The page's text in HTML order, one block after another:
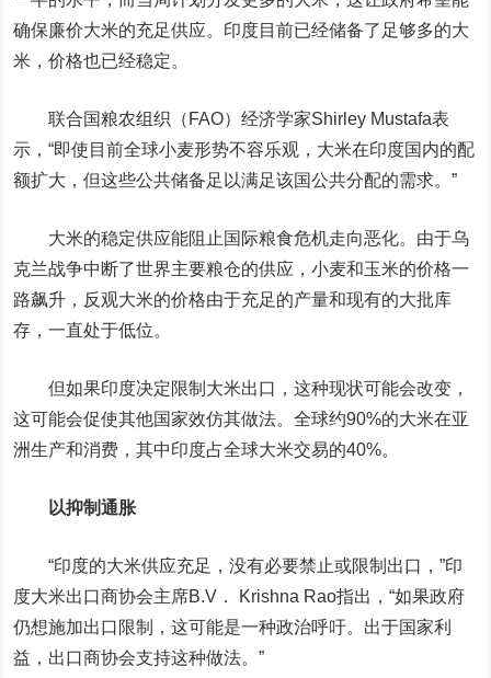
确保廉价大米的充足供应。印度目前已经储备了足够多的大
米，价格也已经稳定。
联合国粮农组织（FAO）经济学家Shirley Mustafa表
示，“即使目前全球小麦形势不容乐观，大米在印度国内的配
额扩大，但这些公共储备足以满足该国公共分配的需求。”
大米的稳定供应能阻止国际粮食危机走向恶化。由于乌
克兰战争中断了世界主要粮仓的供应，小麦和玉米的价格一
路飙升，反观大米的价格由于充足的产量和现有的大批库
存，一直处于低位。
但如果印度决定限制大米出口，这种现状可能会改变，
这可能会促使其他国家效仿其做法。全球约90%的大米在亚
洲生产和消费，其中印度占全球大米交易的40%。
以抑制通胀
“印度的大米供应充足，没有必要禁止或限制出口，”印
度大米出口商协会主席B.V． Krishna Rao指出，“如果政府
仍想施加出口限制，这可能是一种政治呼吁。出于国家利
益，出口商协会支持这种做法。”